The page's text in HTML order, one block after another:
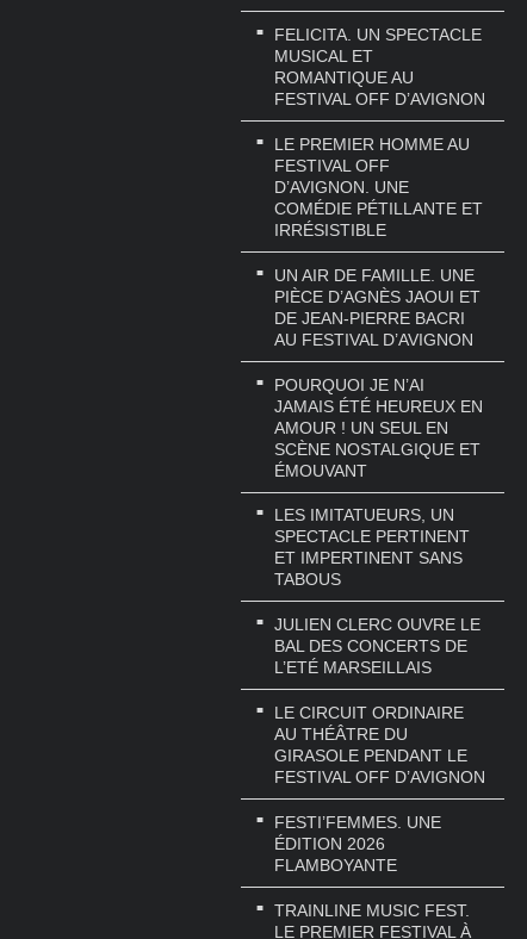
FELICITA. UN SPECTACLE
MUSICAL ET
ROMANTIQUE AU
FESTIVAL OFF D’AVIGNON
LE PREMIER HOMME AU
FESTIVAL OFF
D’AVIGNON. UNE
COMÉDIE PÉTILLANTE ET
IRRÉSISTIBLE
UN AIR DE FAMILLE. UNE
PIÈCE D’AGNÈS JAOUI ET
DE JEAN-PIERRE BACRI
AU FESTIVAL D’AVIGNON
POURQUOI JE N’AI
JAMAIS ÉTÉ HEUREUX EN
AMOUR ! UN SEUL EN
SCÈNE NOSTALGIQUE ET
ÉMOUVANT
LES IMITATUEURS, UN
SPECTACLE PERTINENT
ET IMPERTINENT SANS
TABOUS
JULIEN CLERC OUVRE LE
BAL DES CONCERTS DE
L’ETÉ MARSEILLAIS
LE CIRCUIT ORDINAIRE
AU THÉÂTRE DU
GIRASOLE PENDANT LE
FESTIVAL OFF D’AVIGNON
FESTI’FEMMES. UNE
ÉDITION 2026
FLAMBOYANTE
TRAINLINE MUSIC FEST.
LE PREMIER FESTIVAL À